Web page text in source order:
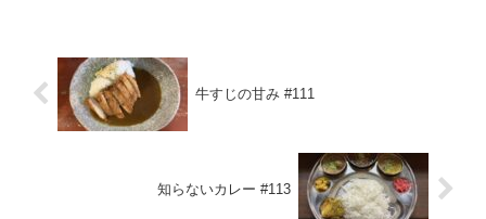
牛すじの甘み #111
知らないカレー #113